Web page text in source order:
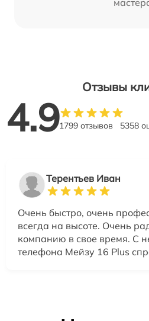
Отзывы
4.91799 отзывов 5358
Терентьев Иван
Очень быстро, очень
всегда на высоте. Очень
компанию в свое время. С
телефона Мейзу 16 Plus